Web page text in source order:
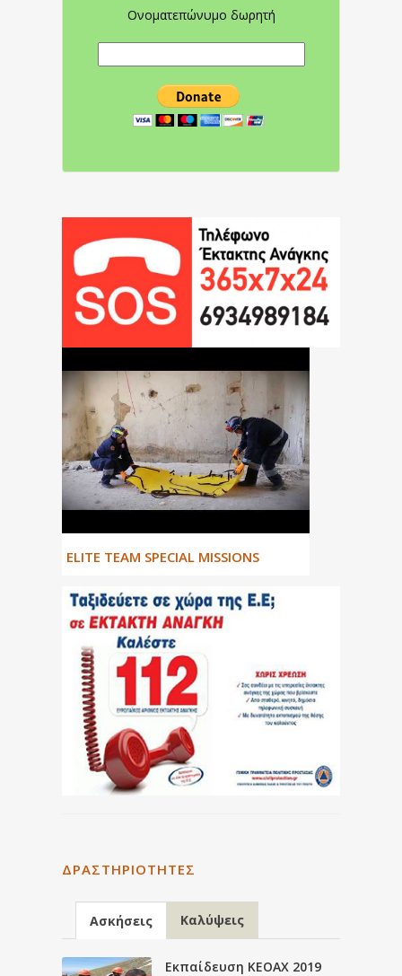
Ονοματεπώνυμο δωρητή
ΕLITE TEAM SPECIAL MISSIONS
ΔΡΑΣΤΗΡΙΌΤΗΤΕΣ
Ασκήσεις Καλύψεις
Εκπαίδευση ΚΕΟΑΧ 2019